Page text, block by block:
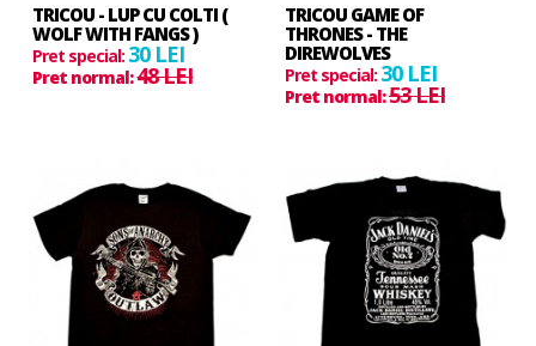
TRICOU - LUP CU COLTI (
WOLF WITH FANGS )
Pret special: 30 LEI
Pret normal:48 LEI
TRICOU GAME OF
THRONES - THE
DIREWOLVES
Pret special: 30 LEI
Pret normal:53 LEI